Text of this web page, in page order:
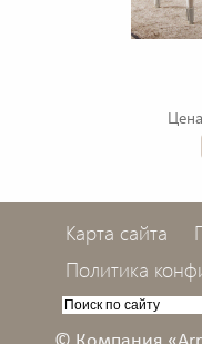
Карта сайта
Политика